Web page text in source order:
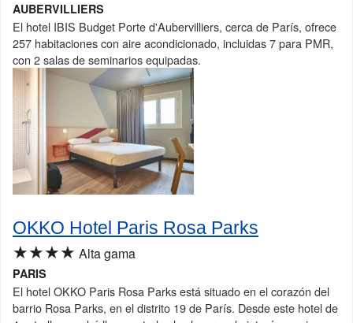
AUBERVILLIERS
El hotel IBIS Budget Porte d'Aubervilliers, cerca de París, ofrece
257 habitaciones con aire acondicionado, incluidas 7 para PMR,
con 2 salas de seminarios equipadas.
OKKO Hotel Paris Rosa Parks
★★★★ Alta gama
PARIS
El hotel OKKO Paris Rosa Parks está situado en el corazón del
barrio Rosa Parks, en el distrito 19 de París. Desde este hotel de